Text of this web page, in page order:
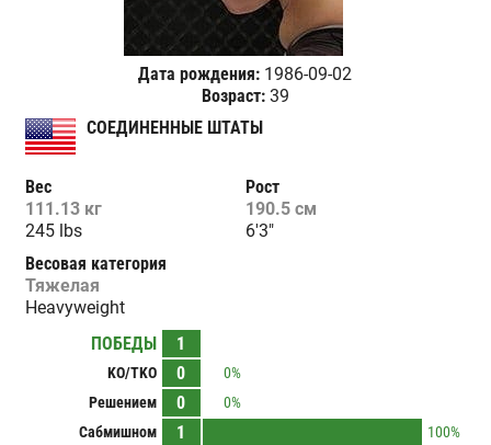
Дата рождения: 1986-09-02
Возраст:39
СОЕДИНЕННЫЕ ШТАТЫ
Вес
111.13 кг
245 lbs
Рост
190.5 см
6'3"
Весовая категория
Тяжелая
Heavyweight
ПОБЕДЫ
1
KO/TKO 0
0%
Решением
0
0%
Сабмишном
1
100%